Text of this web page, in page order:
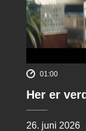
01:00
Her er
26. juni 2026